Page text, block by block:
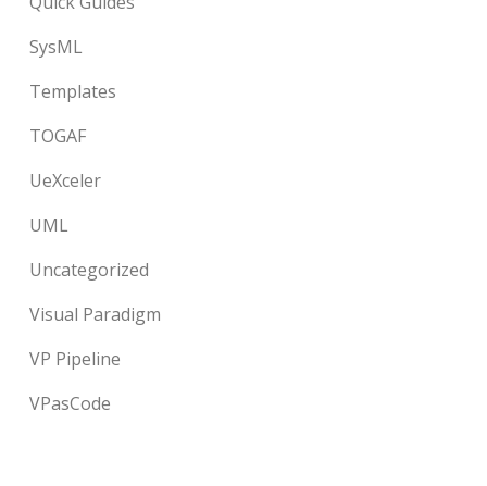
SysML
Templates
TOGAF
UeXceler
UML
Uncategorized
Visual Paradigm
VP Pipeline
VPasCode